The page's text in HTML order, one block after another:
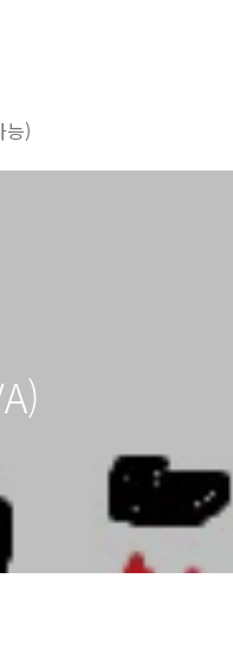
능)